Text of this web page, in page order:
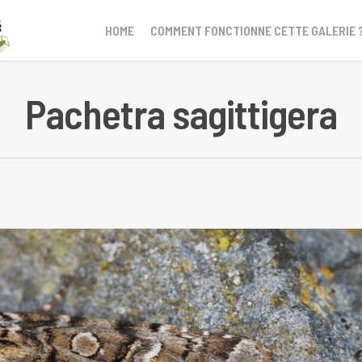
HOME COMMENT FONCTIONNE CETTE GALERIE
Pachetra sagittigera